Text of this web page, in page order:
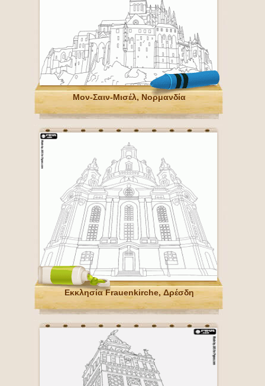
Μον-Σαιν-Μισέλ, Νορμανδία
Εκκλησία Frauenkirche, Δρέσδη